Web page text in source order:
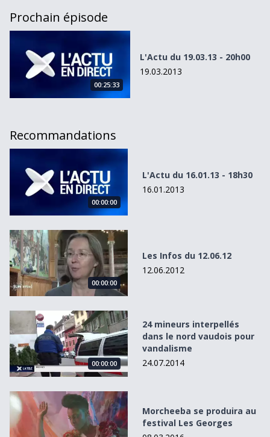
Prochain épisode
L&#039;Actu du 19.03.13 - 20h00
00:25:33
L'Actu du 19.03.13 - 20h00
19.03.2013
Recommandations
L&#039;Actu du 16.01.13 - 18h30
00:00:00
L'Actu du 16.01.13 - 18h30
16.01.2013
Les Infos du 12.06.12
00:00:00
Les Infos du 12.06.12
12.06.2012
24 mineurs interpellés dans le nord vaudois pour
00:00:00
24 mineurs interpellés
dans le nord vaudois pour
vandalisme
24.07.2014
Morcheeba se produira au festival Les Georges
Morcheeba se produira au
festival Les Georges